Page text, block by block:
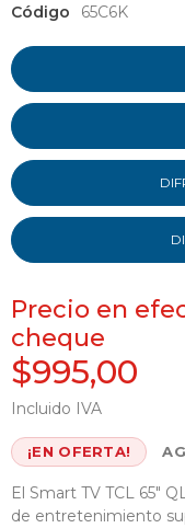
Código
65C6K
Precio en
cheque
$995,00
Incluido IVA
¡EN OFERTA!
El Smart TV TCL 65"
de entretenimiento